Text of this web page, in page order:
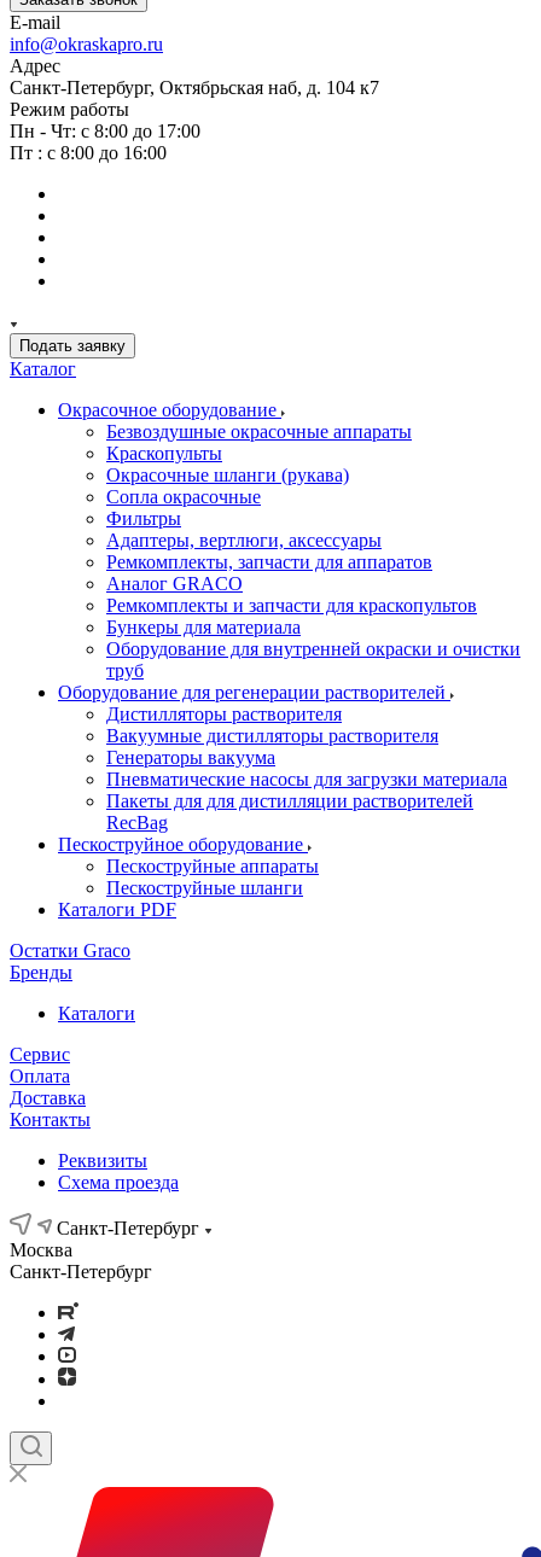
E-mail
info@okraskapro.ru
Адрес
Санкт-Петербург, Октябрьская наб, д. 104 к7
Режим работы
Пн - Чт: с 8:00 до 17:00
Пт : с 8:00 до 16:00
Подать заявку
Каталог
Окрасочное оборудование
Безвоздушные окрасочные аппараты
Краскопульты
Окрасочные шланги (рукава)
Сопла окрасочные
Фильтры
Адаптеры, вертлюги, аксессуары
Ремкомплекты, запчасти для аппаратов
Аналог GRACO
Ремкомплекты и запчасти для краскопультов
Бункеры для материала
Оборудование для внутренней окраски и очистки
труб
Оборудование для регенерации растворителей
Дистилляторы растворителя
Вакуумные дистилляторы растворителя
Генераторы вакуума
Пневматические насосы для загрузки материала
Пакеты для для дистилляции растворителей
RecBag
Пескоструйное оборудование
Пескоструйные аппараты
Пескоструйные шланги
Каталоги PDF
Остатки Graco
Бренды
Каталоги
Сервис
Оплата
Доставка
Контакты
Реквизиты
Схема проезда
Санкт-Петербург
Москва
Санкт-Петербург